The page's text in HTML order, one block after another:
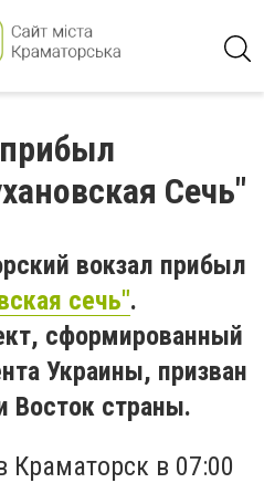
Сечь"
вокзал прибыл
сечь".
сформированный
Украины, призван
Восток страны.
Краматорск в 07:00